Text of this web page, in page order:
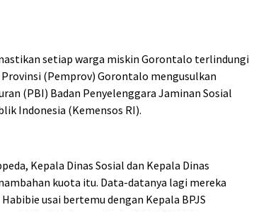
setiap warga miskin Gorontalo terlindungi
(Pemprov) Gorontalo mengusulkan
(PBI) Badan Penyelenggara Jaminan Sosial
Indonesia (Kemensos RI).
Kepala Dinas Sosial dan Kepala Dinas
kuota itu. Data-datanya lagi mereka
usai bertemu dengan Kepala BPJS